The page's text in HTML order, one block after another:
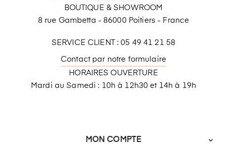
BOUTIQUE & SHOWROOM
8 rue Gambetta - 86000 Poitiers - France
SERVICE CLIENT : 05 49 41 21 58
Contact par notre formulaire
HORAIRES OUVERTURE
Mardi au Samedi : 10h à 12h30 et 14h à 19h
MON COMPTE 